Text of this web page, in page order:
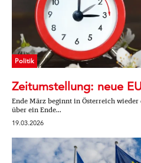
Politik
Zeitumstellung: neue
Ende März beginnt in Österreich
über ein Ende...
19.03.2026